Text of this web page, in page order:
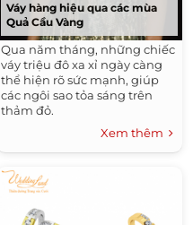
Váy hàng hiệu qua các mùa
Quả Cầu Vàng
Qua năm tháng, những chiếc
váy triệu đô xa xỉ ngày càng
thể hiện rõ sức mạnh, giúp
các ngôi sao tỏa sáng trên
thảm đỏ.
Xem thêm